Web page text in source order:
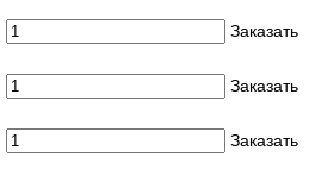
Заказать
Заказать
Заказать